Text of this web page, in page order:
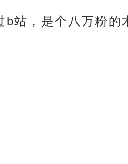
站，是个八万粉的